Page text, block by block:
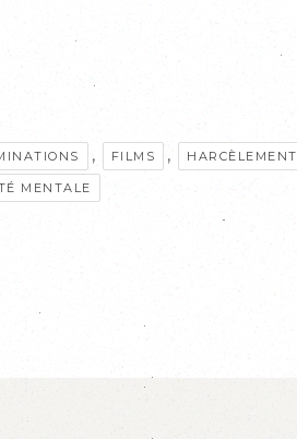
, FILMS , HARCÈLEMENT
MENTALE